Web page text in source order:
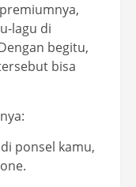
lagu di
begitu,
bisa
ponsel kamu,